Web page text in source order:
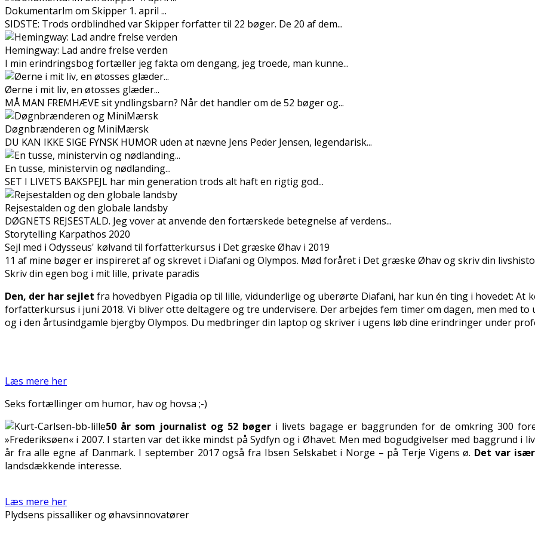
Dokumentarfilm om Skipper 1. april ...
SIDSTE: Trods ordblindhed var Skipper forfatter til 22 bøger. De 20 af dem...
Hemingway: Lad andre frelse verden
I min erindringsbog fortæller jeg fakta om dengang, jeg troede, man kunne...
Øerne i mit liv, en øtosses glæder...
MÅ MAN FREMHÆVE sit yndlingsbarn? Når det handler om de 52 bøger og...
Døgnbrænderen og MiniMærsk
DU KAN IKKE SIGE FYNSK HUMOR uden at nævne Jens Peder Jensen, legendarisk...
En tusse, ministervin og nødlanding...
SET I LIVETS BAKSPEJL har min generation trods alt haft en rigtig god...
Rejsestalden og den globale landsby
DØGNETS REJSESTALD. Jeg vover at anvende den fortærskede betegnelse af verdens...
Storytelling Karpathos 2020
Sejl med i Odysseus' kølvand til forfatterkursus i Det græske Øhav i 2019
11 af mine bøger er inspireret af og skrevet i Diafani og Olympos. Mød foråret i Det græske Øhav og skriv din
Skriv din egen bog i mit lille, private paradis
Den, der har sejletfra hovedbyen Pigadia op til lille, vidunderlige og uberørte Diafani, har kun én ting i hovedet: At
forfatterkursus i juni 2018. Vi bliver otte deltagere og tre undervisere. Der arbejdes fem timer om dagen, men med
og i den årtusindgamle bjergby Olympos. Du medbringer din laptop og skriver i ugens løb dine erindringer under
Læs mere her
Seks fortællinger om humor, hav og hovsa ;-)
50 år som journalist og 52 bøger i livets bagage er baggrunden for de omkring 300
»Frederiksøen« i 2007. I starten var det ikke mindst på Sydfyn og i Øhavet. Men med bogudgivelser med baggrund i
år fra alle egne af Danmark. I september 2017 også fra Ibsen Selskabet i Norge – på Terje Vigens ø. Det var
landsdækkende interesse.
Læs mere her
Plydsens pissalliker og øhavsinnovatører